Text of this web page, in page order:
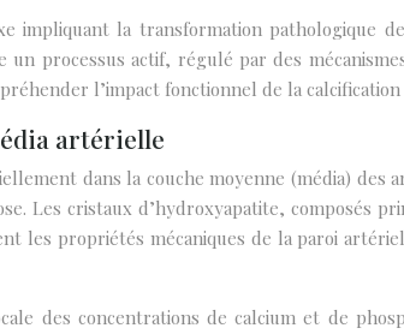
impliquant la transformation pathologique
processus actif, régulé par des
l’impact fonctionnel de la
artérielle
dans la couche moyenne (média)
Les cristaux d’hydroxyapatite, composés
les propriétés mécaniques de la paroi
des concentrations de calcium et de